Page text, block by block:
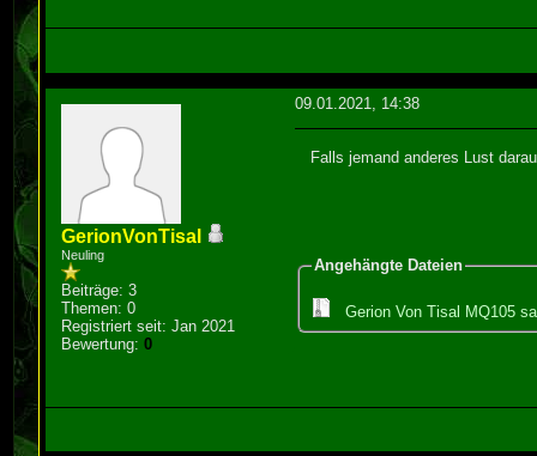
GerionVonTisal
Neuling
Beiträge: 3
Themen: 0
Registriert seit: Jan 2021
Bewertung:0
09.01.2021, 14:38
Falls jemand anderes Lust
Angehängte Dateien
Gerion Von Tisal MQ105